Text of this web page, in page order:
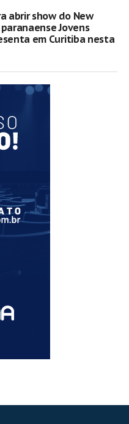
abrir show do New
Jovens
em Curitiba nesta